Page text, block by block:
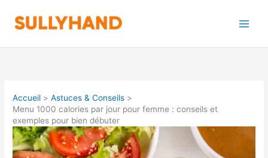
contenu
Accueil
Astuces & Conseils
Menu 1000 calories par jour pour femme : conseils et
exemples pour bien débuter